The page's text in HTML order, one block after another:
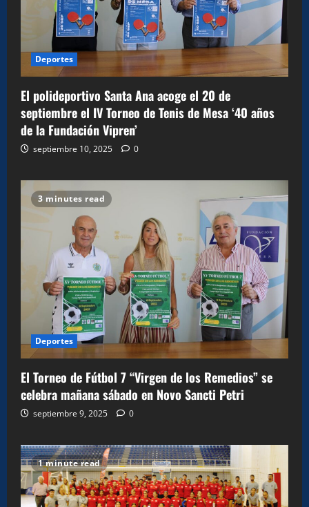
Deportes
El polideportivo Santa Ana acoge el 20 de
septiembre el IV Torneo de Tenis de Mesa ‘40 años
de la Fundación Vipren’
septiembre 10, 2025 0
3 minutes read
Deportes
El Torneo de Fútbol 7 “Virgen de los Remedios” se
celebra mañana sábado en Novo Sancti Petri
septiembre 9, 2025 0
1 minute read